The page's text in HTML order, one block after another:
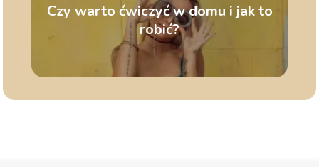
Czy warto ćwiczyć w domu i jak to
robić?